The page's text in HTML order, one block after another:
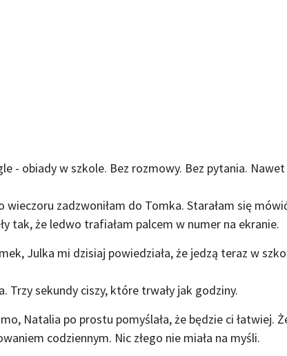
- obiady w szkole. Bez rozmowy. Bez pytania.
wieczoru zadzwoniłam do Tomka. Starałam się
tak, że ledwo trafiałam palcem w numer na ekranie.
Julka mi dzisiaj powiedziała, że jedzą teraz w
Trzy sekundy ciszy, które trwały jak godziny.
Natalia po prostu pomyślała, że będzie ci łatwiej.
codziennym. Nic złego nie miała na myśli.